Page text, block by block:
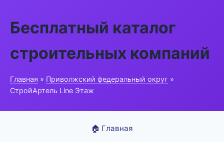
Бесплатный каталог
строительных компаний
Главная » Приволжский федеральный округ »
СтройАртель Line Этаж
🏠 Главная